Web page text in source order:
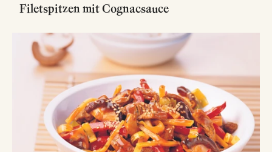
Filetspitzen mit Cognacsauce